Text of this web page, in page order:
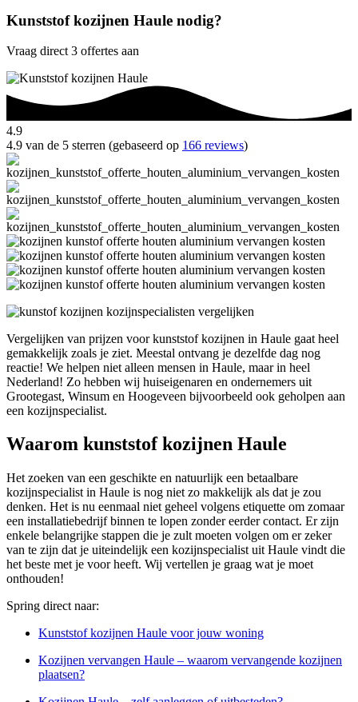
Kunststof kozijnen Haule nodig?
Vraag direct 3 offertes aan
4.9
4.9 van de 5 sterren (gebaseerd op 166 reviews)
Vergelijken van prijzen voor kunststof kozijnen in Haule gaat heel
gemakkelijk zoals je ziet. Meestal ontvang je dezelfde dag nog
reactie! We helpen niet alleen mensen in Haule, maar in heel
Nederland! Zo hebben wij huiseigenaren en ondernemers uit
Grootegast, Winsum en Hoogeveen bijvoorbeeld ook geholpen aan
een kozijnspecialist.
Waarom kunststof kozijnen Haule
Het zoeken van een geschikte en natuurlijk een betaalbare
kozijnspecialist in Haule is nog niet zo makkelijk als dat je zou
denken. Het is nu eenmaal niet geheel volgens etiquette om zomaar
een installatiebedrijf binnen te lopen zonder eerder contact. Er zijn
enkele belangrijke stappen die je zult moeten volgen om er zeker
van te zijn dat je uiteindelijk een kozijnspecialist uit Haule vindt die
het beste met je voor heeft. Wij vertellen je graag wat je moet
onthouden!
Spring direct naar:
Kunststof kozijnen Haule voor jouw woning
Kozijnen vervangen Haule – waarom vervangende kozijnen
plaatsen?